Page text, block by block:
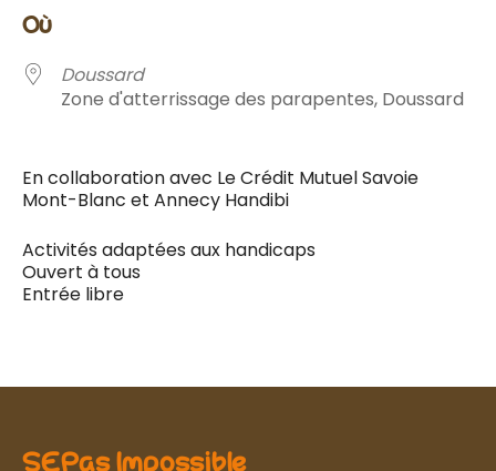
où
Doussard
Zone d'atterrissage des parapentes, Doussard
En collaboration avec Le Crédit Mutuel Savoie
Mont-Blanc et Annecy Handibi
Activités adaptées aux handicaps
Ouvert à tous
Entrée libre
SEPas Impossible